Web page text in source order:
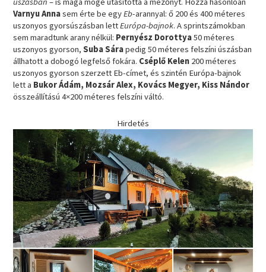
Varnyu Annasem érte be egyEb-arannyal: ő 200 és 400 méteres
uszonyos gyorsúszásban lettEurópa-bajnok. A sprintszámokban
sem maradtunk arany nélkül: Pernyész Dorottya50 méteres
uszonyos gyorson,Suba Sárapedig 50 méteres felszíni úszásban
állhatott a dobogó legfelső fokára. Cséplő Kelen 200 méteres
uszonyos gyorson szerzett Eb-címet, és szintén Európa-bajnok
lett a Bukor Ádám, Mozsár Alex, Kovács Megyer, Kiss Nándor
összeállítású 4×200 méteres felszíni váltó.
Hirdetés